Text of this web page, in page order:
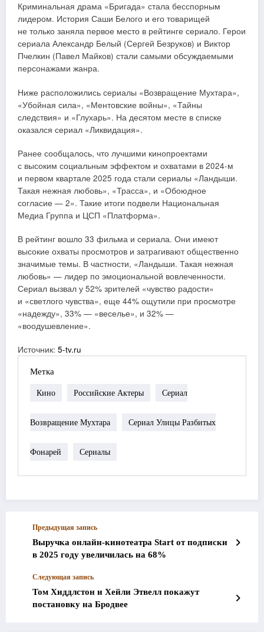
Криминальная драма «Бригада» стала бесспорным
лидером. История Саши Белого и его товарищей
не только заняла первое место в рейтинге сериало. Герои
сериала Александр Белый (Сергей Безруков) и Виктор
Пчелкин (Павел Майков) стали самыми обсуждаемыми
персонажами жанра.
Ниже расположились сериалы «Возвращение Мухтара»,
«Убойная сила», «Ментовские войны», «Тайны
следствия» и «Глухарь». На десятом месте в списке
оказался сериал «Ликвидация».
Ранее сообщалось, что лучшими кинопроектами
с высоким социальным эффектом и охватами в 2024-м
и первом квартале 2025 года стали сериалы «Ландыши.
Такая нежная любовь», «Трасса», и «Обоюдное
согласие — 2». Такие итоги подвели Национальная
Медиа Группа и ЦСП «Платформа».
В рейтинг вошло 33 фильма и сериала. Они имеют
высокие охваты просмотров и затрагивают общественно
значимые темы. В частности, «Ландыши. Такая нежная
любовь» — лидер по эмоциональной вовлеченности.
Сериал вызвал у 52% зрителей «чувство радости»
и «светлого чувства», еще 44% ощутили при просмотре
«надежду», 33% — «веселье», и 32% —
«воодушевление».
Источник: 5-tv.ru
Метка
Кино Российские Актеры Сериал
Возвращение Мухтара Сериал Улицы Разбитых
Фонарей Сериалы
Предыдущая запись
Выручка онлайн-кинотеатра Start от подписки
в 2025 году увеличилась на 68%
Следующая запись
Том Хиддлстон и Хейли Этвелл покажут
постановку на Бродвее